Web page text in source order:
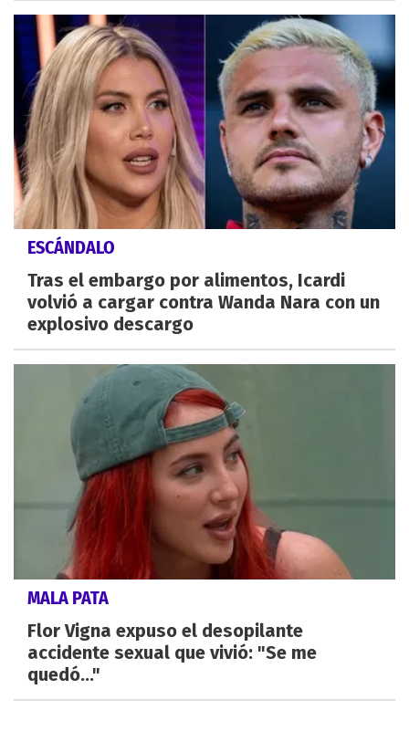
ESCÁNDALO
Tras el embargo por alimentos, Icardi
volvió a cargar contra Wanda Nara con un
explosivo descargo
MALA PATA
Flor Vigna expuso el desopilante
accidente sexual que vivió: "Se me
quedó..."